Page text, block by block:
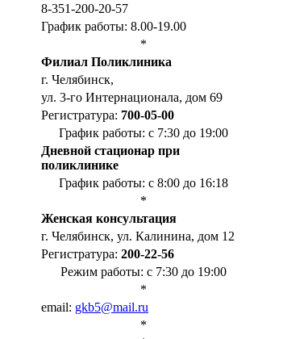
8-351-200-20-57
График работы: 8.00-19.00
*
Филиал Поликлиника
г. Челябинск,
ул. 3-го Интернационала, дом 69
Регистратура: 700-05-00
График работы: с 7:30 до 19:00
Дневной стационар при
поликлинике
График работы: с 8:00 до 16:18
*
Женская консультация
г. Челябинск, ул. Калинина, дом 12
Регистратура: 200-22-56
Режим работы: с 7:30 до 19:00
*
email: gkb5@mail.ru
*